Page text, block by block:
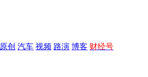
原创 汽车 视频 路演 博客 财经号